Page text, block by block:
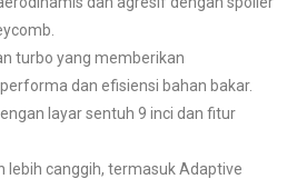
turbo yang memberikan
dan efisiensi bahan bakar.
layar sentuh 9 inci dan fitur
lebih canggih, termasuk Adaptive